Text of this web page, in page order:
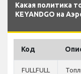
Какая политика
KEYANDGO на
Код
FULLFULL